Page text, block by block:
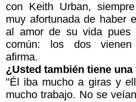
con Keith Urban,
muy afortunada de haber
al amor de su vida pues
común: los dos
afirma.
¿Usted también tiene
"Él iba mucho a giras y
mucho trabajo. No se